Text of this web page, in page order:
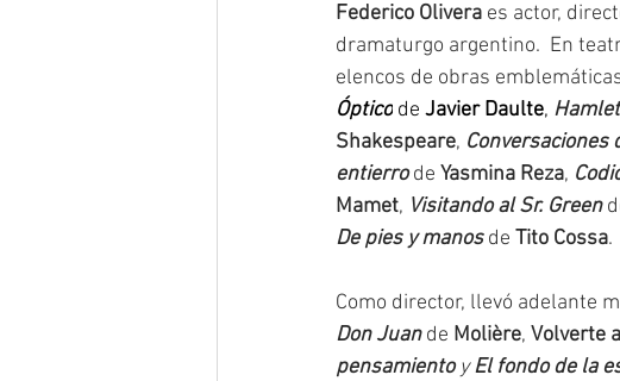
Federico Olivera es actor,
dramaturgo argentino.  En
elencos de obras
Óptico de Javier Daulte, Hamlet
Shakespeare, Conversaciones
entierro de Yasmina Reza,
Mamet, Visitando al Sr. Green
De pies y manos de Tito Cossa.
Como director, llevó adelante
Don Juan de Molière, Volverte
pensamiento y El fondo de la